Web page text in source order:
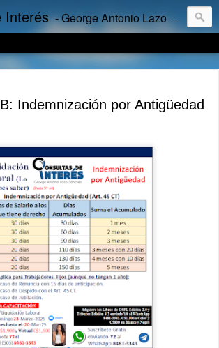
Interés - George Antonio Lazo Sánchez
Indemnización por Antigüedad